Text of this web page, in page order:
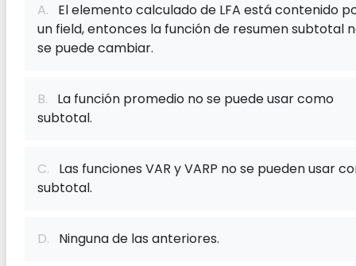
A. El elemento calculado de LFA está contenido
un f‌ield, entonces la función de resumen subtotal
se puede cambiar.
B. La función promedio no se puede usar como
subtotal.
C. Las funciones VAR y VARP no se pueden usar
subtotal.
D. Ninguna de las anteriores.